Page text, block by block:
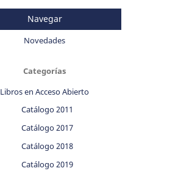
Navegar
Novedades
Categorías
Libros en Acceso Abierto
Catálogo 2011
Catálogo 2017
Catálogo 2018
Catálogo 2019